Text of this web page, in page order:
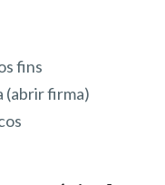
fins
(abrir firma)